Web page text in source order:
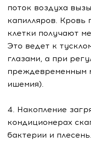
поток воздуха
капилляров. Кровь
клетки получают
Это ведет к
глазами, а при
преждевременным
ишемия).
4. Накопление
кондиционерах
бактерии и